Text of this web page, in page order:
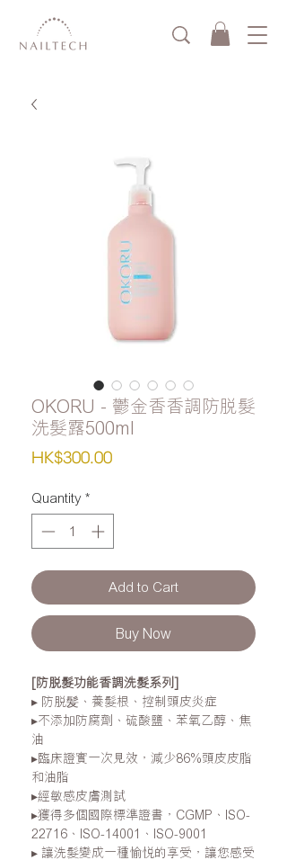
OKORU - 鬱金香香調防脫髮
洗髮露500ml
HK$300.00Price
Quantity *
Add to Cart
Buy Now
[防脫髮功能香調洗髮系列 ]
▸ 防脫髪、養髮根、控制頭皮炎症
▸不添加防腐劑、硫酸鹽、苯氧乙醇、焦
油
▸臨床證實一次見效，減少86%頭皮皮脂
和油脂
▸經敏感皮膚測試
▸獲得多個國際標準證書，CGMP、ISO-
22716、ISO-14001、ISO-9001
▸ 讓洗髮變成一種愉悅的享受，讓您感受